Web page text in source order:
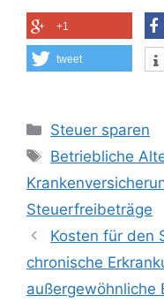
+1
tweet
Kategorien
Steuer sparen
Schlagwörter
Betriebliche
Steuerfreibeträge
Kosten für den
chronische
außergewöhnliche